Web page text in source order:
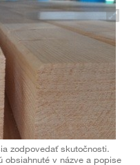
zodpovedať skutočnosti.
obsiahnuté v názve a popise